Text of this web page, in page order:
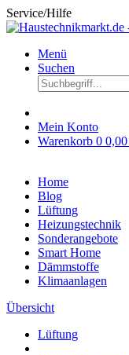
Service/Hilfe
Menü
Suchen
Mein Konto
Warenkorb 0
Home
Blog
Lüftung
Heizungstechnik
Sonderangebote
Smart Home
Dämmstoffe
Klimaanlagen
Übersicht
Lüftung